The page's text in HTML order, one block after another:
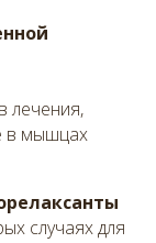
лечения,
в мышцах
случаях для